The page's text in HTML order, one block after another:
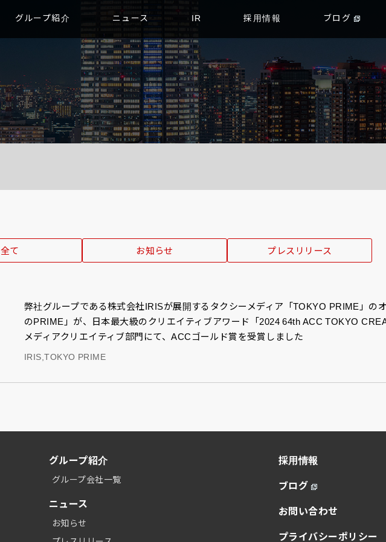
グループ紹介 ニュース IR 採用情報 ブログ
全て お知らせ プレスリリース
弊社グループである株式会社IRISが展開するタクシーメディア「TOKYO PRIME」の
のPRIME」が、日本最大級のクリエイティブアワード「2024 64th ACC TOKYO
メディアクリエイティブ部門にて、ACCゴールド賞を受賞しました
IRIS,TOKYO PRIME
グループ紹介
グループ会社一覧
ニュース
お知らせ
採用情報
ブログ
お問い合わせ
プライバシーポリシー